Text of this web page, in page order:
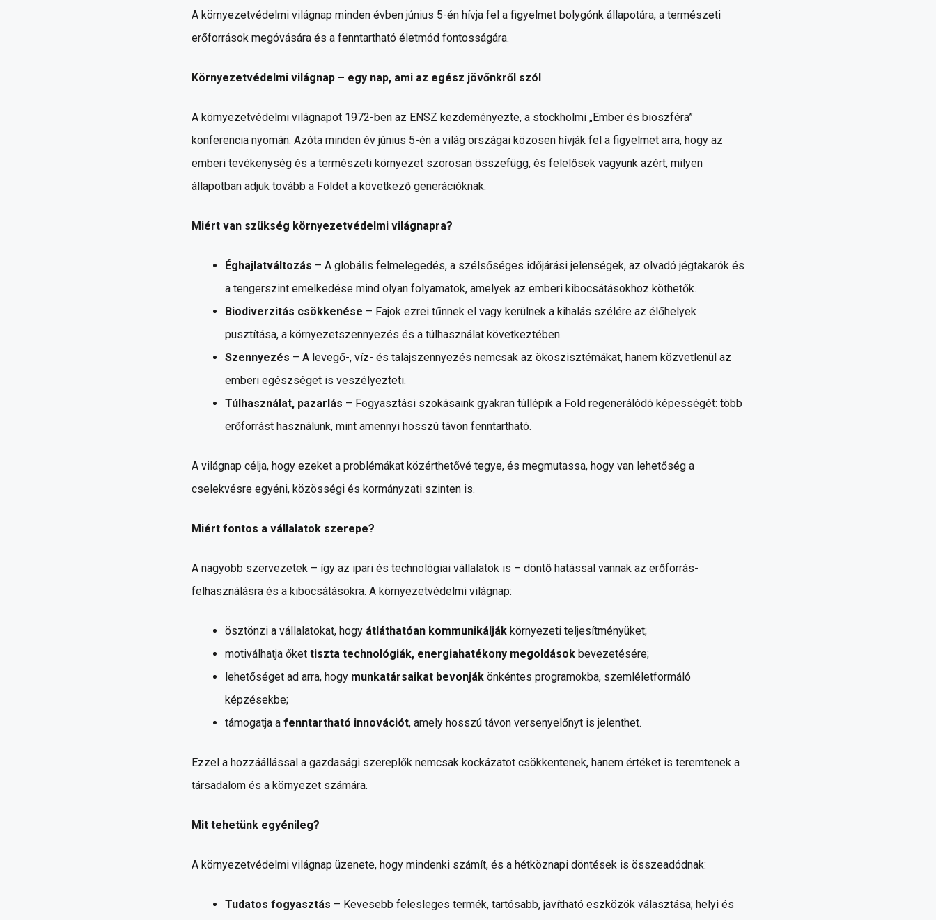
A környezetvédelmi világnap minden évben június 5-én hívja fel a figyelmet bolygónk állapotára, a természeti
erőforrások megóvására és a fenntartható életmód fontosságára.
Környezetvédelmi világnap – egy nap, ami az egész jövőnkről szól
A környezetvédelmi világnapot 1972-ben az ENSZ kezdeményezte, a stockholmi „Ember és bioszféra”
konferencia nyomán. Azóta minden év június 5-én a világ országai közösen hívják fel a figyelmet arra, hogy az
emberi tevékenység és a természeti környezet szorosan összefügg, és felelősek vagyunk azért, milyen
állapotban adjuk tovább a Földet a következő generációknak.
Miért van szükség környezetvédelmi világnapra?
Éghajlatváltozás – A globális felmelegedés, a szélsőséges időjárási jelenségek, az olvadó jégtakarók és
a tengerszint emelkedése mind olyan folyamatok, amelyek az emberi kibocsátásokhoz köthetők.
Biodiverzitás csökkenése – Fajok ezrei tűnnek el vagy kerülnek a kihalás szélére az élőhelyek
pusztítása, a környezetszennyezés és a túlhasználat következtében.
Szennyezés – A levegő-, víz- és talajszennyezés nemcsak az ökoszisztémákat, hanem közvetlenül az
emberi egészséget is veszélyezteti.
Túlhasználat, pazarlás – Fogyasztási szokásaink gyakran túllépik a Föld regenerálódó képességét: több
erőforrást használunk, mint amennyi hosszú távon fenntartható.
A világnap célja, hogy ezeket a problémákat közérthetővé tegye, és megmutassa, hogy van lehetőség a
cselekvésre egyéni, közösségi és kormányzati szinten is.
Miért fontos a vállalatok szerepe?
A nagyobb szervezetek – így az ipari és technológiai vállalatok is – döntő hatással vannak az erőforrás-
felhasználásra és a kibocsátásokra. A környezetvédelmi világnap:
ösztönzi a vállalatokat, hogy átláthatóan kommunikáljákkörnyezeti teljesítményüket;
motiválhatja őket tiszta technológiák, energiahatékony megoldásokbevezetésére;
lehetőséget ad arra, hogy munkatársaikat bevonjákönkéntes programokba, szemléletformáló
képzésekbe;
támogatja a fenntartható innovációt, amely hosszú távon versenyelőnyt is jelenthet.
Ezzel a hozzáállással a gazdasági szereplők nemcsak kockázatot csökkentenek, hanem értéket is teremtenek a
társadalom és a környezet számára.
Mit tehetünk egyénileg?
A környezetvédelmi világnap üzenete, hogy mindenki számít, és a hétköznapi döntések is összeadódnak:
Tudatos fogyasztás – Kevesebb felesleges termék, tartósabb, javítható eszközök választása; helyi és